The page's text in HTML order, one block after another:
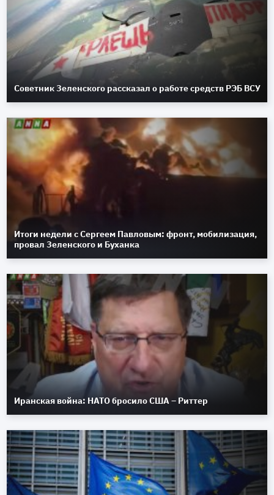
Советник Зеленского рассказал о работе средств РЭБ ВСУ
Итоги недели с Сергеем Павловым: фронт, мобилизация,
провал Зеленского и Буханка
Иранская война: НАТО бросило США – Риттер